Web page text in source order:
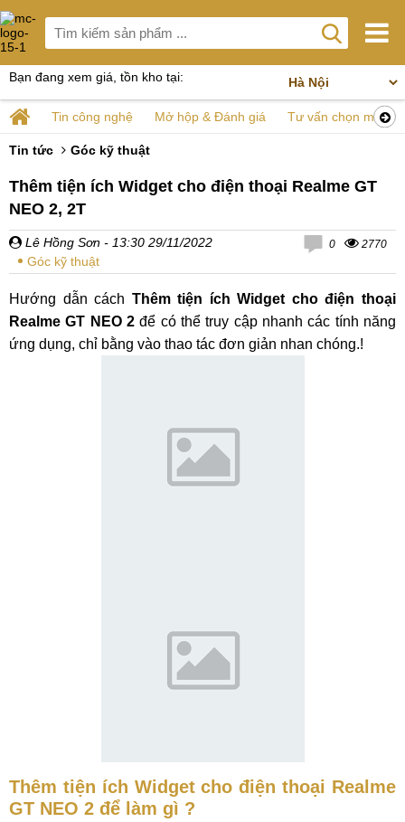
Bạn đang xem giá, tồn kho tại:
Tin công nghệ Mở hộp & Đánh giá Tư vấn chọn mua
Tin tức Góc kỹ thuật
Thêm tiện ích Widget cho điện thoại Realme GT
NEO 2, 2T
Lê Hồng Sơn - 13:30 29/11/2022
Góc kỹ thuật
0 2770
Hướng dẫn cách Thêm tiện ích Widget cho điện thoại
Realme GT NEO 2 để có thể truy cập nhanh các tính năng
ứng dụng, chỉ bằng vào thao tác đơn giản nhan chóng.!
Thêm tiện ích Widget cho điện thoại Realme
GT NEO 2 để làm gì ?